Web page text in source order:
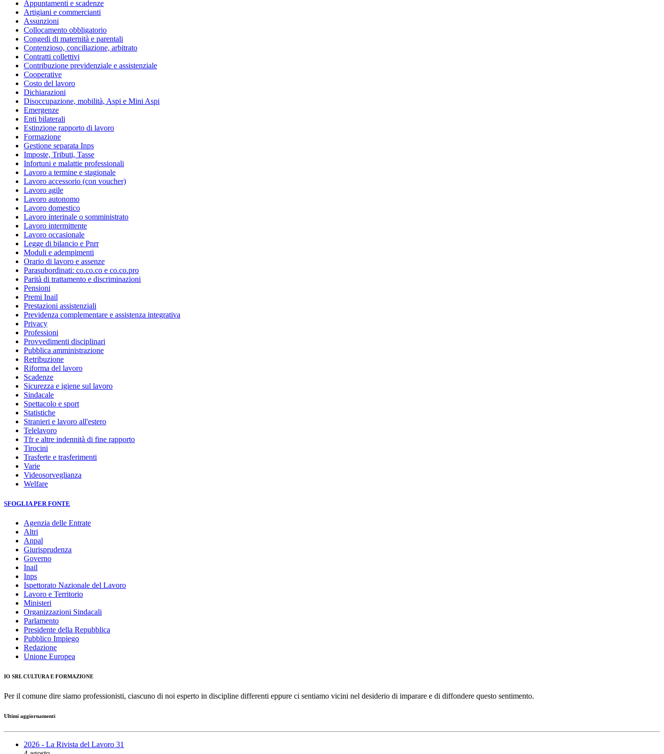
Appuntamenti e scadenze
Artigiani e commercianti
Assunzioni
Collocamento obbligatorio
Congedi di maternità e parentali
Contenzioso, conciliazione, arbitrato
Contratti collettivi
Contribuzione previdenziale e assistenziale
Cooperative
Costo del lavoro
Dichiarazioni
Disoccupazione, mobilità, Aspi e Mini Aspi
Emergenze
Enti bilaterali
Estinzione rapporto di lavoro
Formazione
Gestione separata Inps
Imposte, Tributi, Tasse
Infortuni e malattie professionali
Lavoro a termine e stagionale
Lavoro accessorio (con voucher)
Lavoro agile
Lavoro autonomo
Lavoro domestico
Lavoro interinale o somministrato
Lavoro intermittente
Lavoro occasionale
Legge di bilancio e Pnrr
Moduli e adempimenti
Orario di lavoro e assenze
Parasubordinati: co.co.co e co.co.pro
Parità di trattamento e discriminazioni
Pensioni
Premi Inail
Prestazioni assistenziali
Previdenza complementare e assistenza integrativa
Privacy
Professioni
Provvedimenti disciplinari
Pubblica amministrazione
Retribuzione
Riforma del lavoro
Scadenze
Sicurezza e igiene sul lavoro
Sindacale
Spettacolo e sport
Statistiche
Stranieri e lavoro all'estero
Telelavoro
Tfr e altre indennità di fine rapporto
Tirocini
Trasferte e trasferimenti
Varie
Videosorveglianza
Welfare
SFOGLIA PER FONTE
Agenzia delle Entrate
Altri
Anpal
Giurisprudenza
Governo
Inail
Inps
Ispettorato Nazionale del Lavoro
Lavoro e Territorio
Ministeri
Organizzazioni Sindacali
Parlamento
Presidente della Repubblica
Pubblico Impiego
Redazione
Unione Europea
IO SRL CULTURA E FORMAZIONE
Per il comune dire siamo professionisti, ciascuno di noi esperto in discipline differenti eppure ci sentiamo vicini nel desiderio di imparare e di diffondere questo sentimento.
Ultimi aggiornamenti
2026 - La Rivista del Lavoro 31